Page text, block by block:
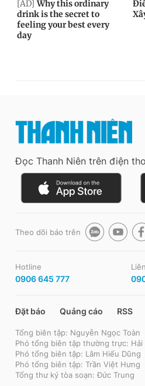
Đọc Thanh Niên trên điện
Theo dõi báo trên
Hotline
0906 645 777
Đặt báo Quảng cáo RSS
Tổng biên tập: Nguyễn Ngọc Toàn
Phó tổng biên tập thường trực: Hải
Phó tổng biên tập: Lâm Hiếu Dũng
Phó tổng biên tập: Trần Việt Hưng
Tổng thư ký tòa soạn: Đức Trung